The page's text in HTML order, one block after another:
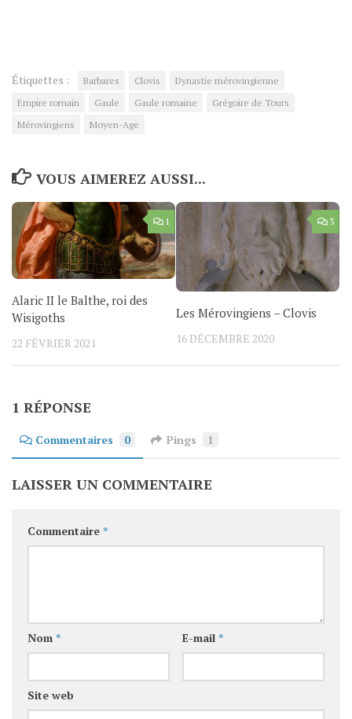
Étiquettes : Barbares Clovis
Dynastie mérovingienne
Empire romain
Gaule Gaule romaine
Grégoire de Tours
Mérovingiens
Moyen-Age
VOUS AIMEREZ AUSSI...
1
Alaric II le Balthe, roi des
Wisigoths
22 FÉVRIER 2021
3
Les Mérovingiens – Clovis
16 DÉCEMBRE 2020
1 RÉPONSE
Commentaires 0 Pings 1
LAISSER UN COMMENTAIRE
Commentaire *
Nom * E-mail *
Site web